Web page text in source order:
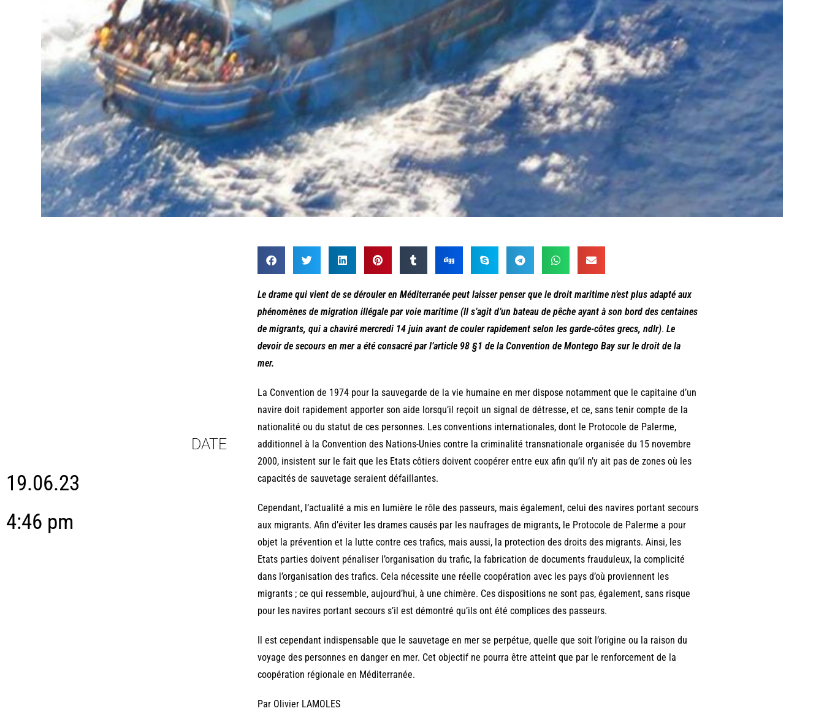
DATE
19.06.23
4:46 pm
Le drame qui vient de se dérouler en Méditerranée peut laisser penser que le droit maritime n’est plus adapté aux
phénomènes de migration illégale par voie maritime (Il s’agit d’un bateau de pêche ayant à son bord des centaines
de migrants, qui a chaviré mercredi 14 juin avant de couler rapidement selon les garde-côtes grecs, ndlr). Le
devoir de secours en mer a été consacré par l’article 98 §1 de la Convention de Montego Bay sur le droit de la
mer.
La Convention de 1974 pour la sauvegarde de la vie humaine en mer dispose notamment que le capitaine d’un
navire doit rapidement apporter son aide lorsqu’il reçoit un signal de détresse, et ce, sans tenir compte de la
nationalité ou du statut de ces personnes. Les conventions internationales, dont le Protocole de Palerme,
additionnel à la Convention des Nations-Unies contre la criminalité transnationale organisée du 15 novembre
2000, insistent sur le fait que les Etats côtiers doivent coopérer entre eux afin qu’il n’y ait pas de zones où les
capacités de sauvetage seraient défaillantes.
Cependant, l’actualité a mis en lumière le rôle des passeurs, mais également, celui des navires portant secours
aux migrants. Afin d’éviter les drames causés par les naufrages de migrants, le Protocole de Palerme a pour
objet la prévention et la lutte contre ces trafics, mais aussi, la protection des droits des migrants. Ainsi, les
Etats parties doivent pénaliser l’organisation du trafic, la fabrication de documents frauduleux, la complicité
dans l’organisation des trafics. Cela nécessite une réelle coopération avec les pays d’où proviennent les
migrants ; ce qui ressemble, aujourd’hui, à une chimère. Ces dispositions ne sont pas, également, sans risque
pour les navires portant secours s’il est démontré qu’ils ont été complices des passeurs.
Il est cependant indispensable que le sauvetage en mer se perpétue, quelle que soit l’origine ou la raison du
voyage des personnes en danger en mer. Cet objectif ne pourra être atteint que par le renforcement de la
coopération régionale en Méditerranée.
Par Olivier LAMOLES